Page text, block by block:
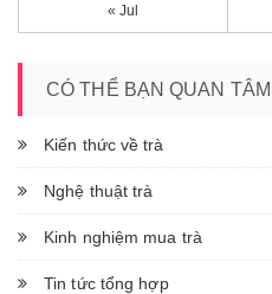
« Jul
CÓ THỂ BẠN QUAN TÂM
Kiến thức về trà
Nghệ thuật trà
Kinh nghiệm mua trà
Tin tức tổng hợp